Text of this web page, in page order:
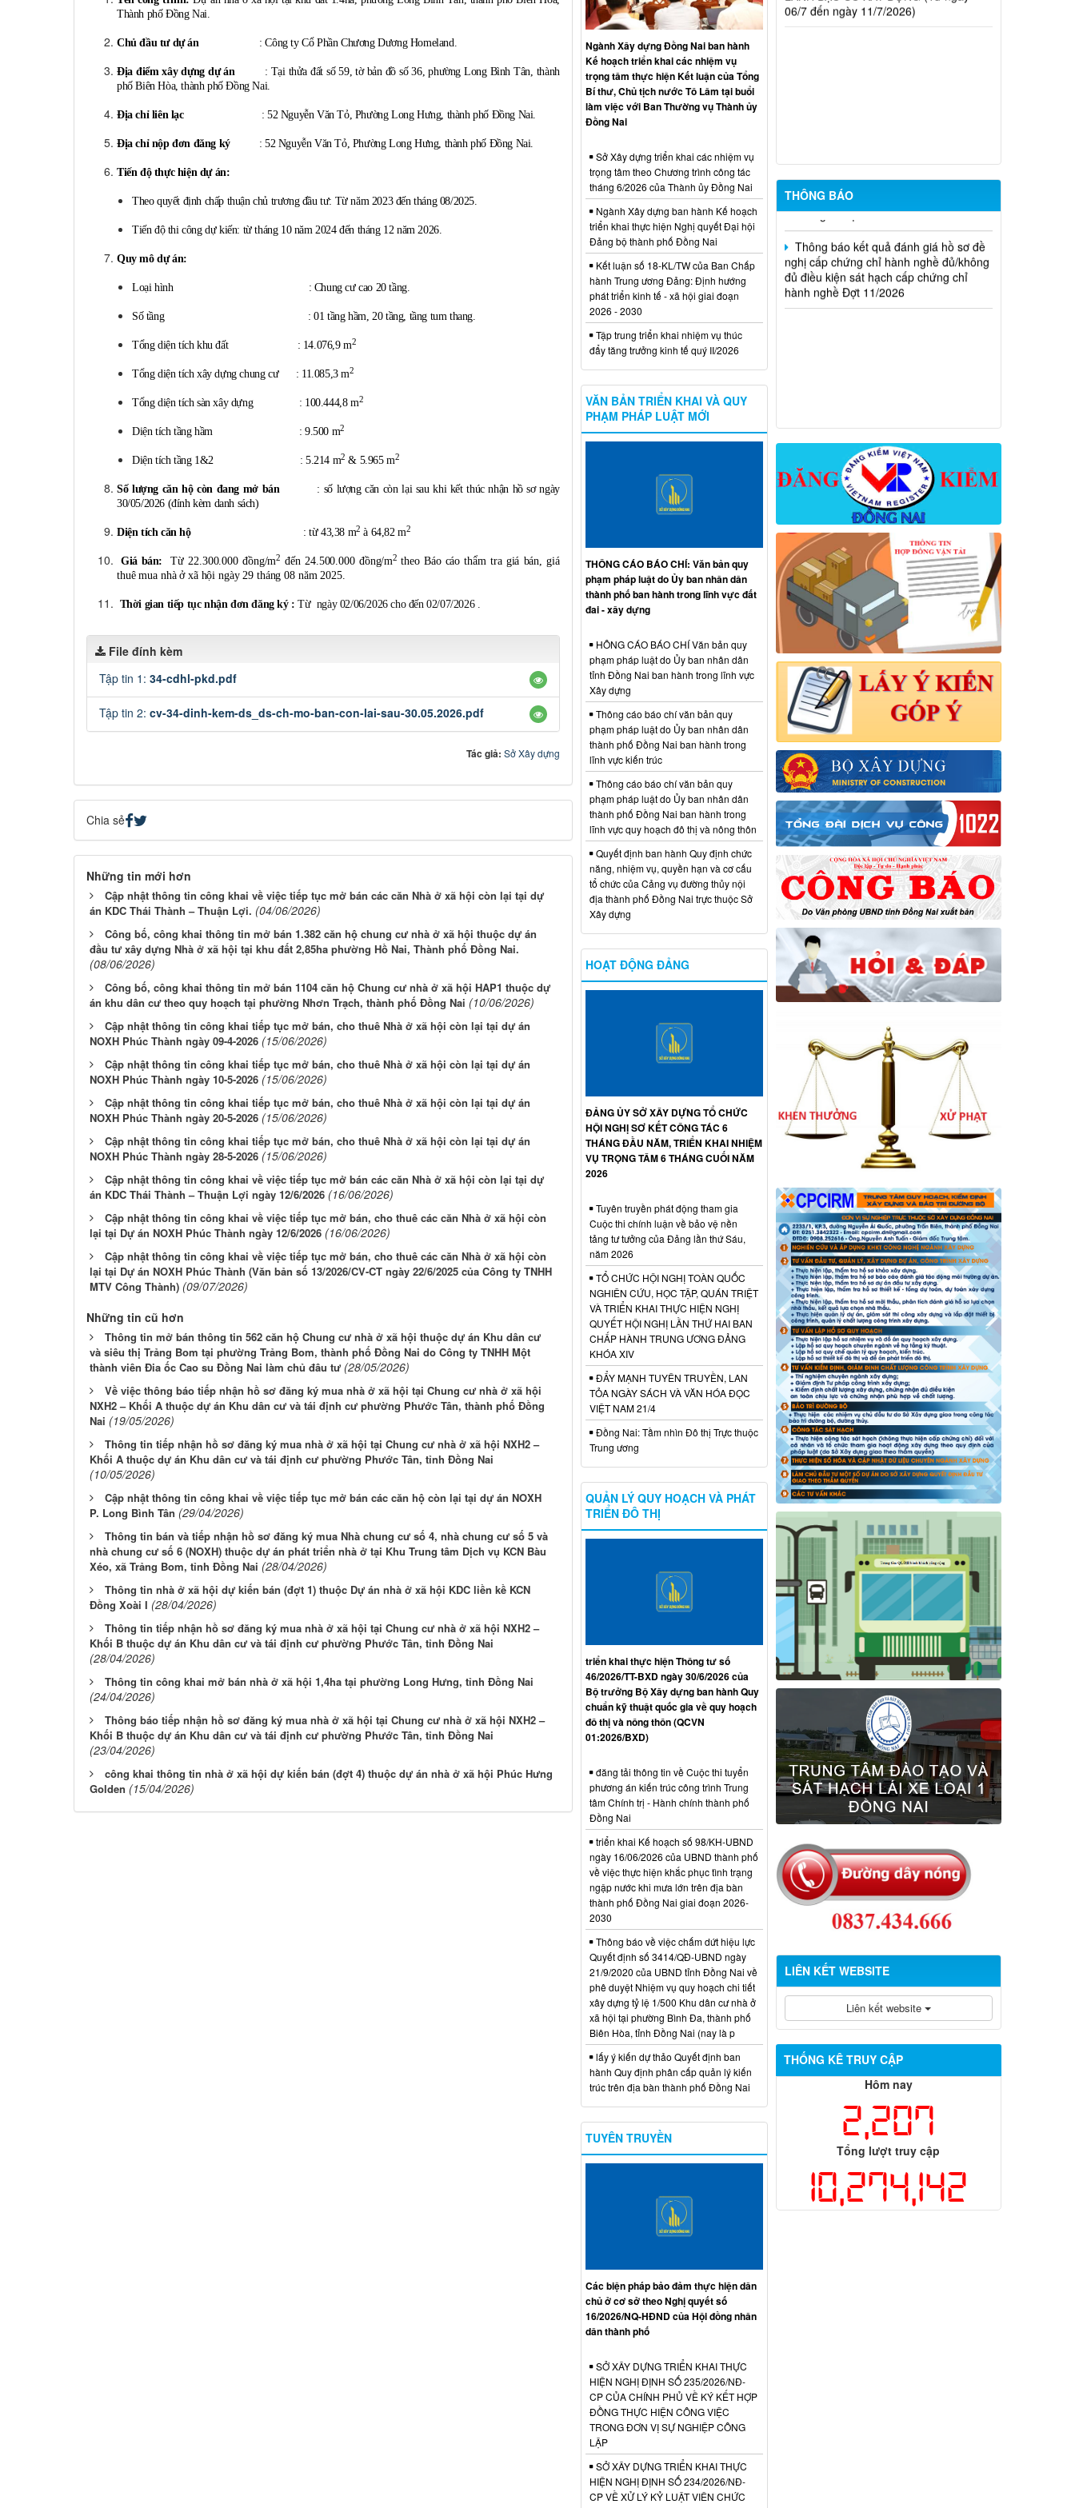
Thành phố Đồng Nai.
Chủ đầu tư dự án: Công ty Cổ Phần Chương Dương Homeland.
Địa điểm xây dựng dự án: Tại thửa đất số 59, tờ bản đồ số 36, phường Long Bình Tân, thành
phố Biên Hòa, thành phố Đồng Nai.
Địa chỉ liên lạc : 52 Nguyễn Văn Tỏ, Phường Long Hưng, thành phố Đồng Nai.
Địa chỉ nộp đơn đăng ký: 52 Nguyễn Văn Tỏ, Phường Long Hưng, thành phố Đồng Nai.
Tiến độ thực hiện dự án:
Theo quyết định chấp thuận chủ trương đầu tư: Từ năm 2023 đến tháng 08/2025.
Tiếnđộ thi công dự kiến: từ tháng 10 năm 2024 đến tháng 12năm 2026.
Quy mô dự án:
Loại hình : Chung cư cao 20 tầng.
Số tầng : 01 tầng hầm, 20 tầng, tầng tum thang.
Tổng diện tích khu đất : 14.076,9 m2
Tổng diện tích xây dựng chung cư : 11.085,3 m2
Tổng diện tích sàn xây dựng : 100.444,8 m2
Diện tích tầng hầm : 9.500 m2
Diện tích tầng 1&2 : 5.214 m2 & 5.965 m2
Số lượng căn hộ còn đang mở bán: số lượng căn còn lại sau khi kết thúc nhận hồ sơ ngày
30/05/2026 (đính kèm danh sách)
Diện tích căn hộ: từ 43,38 m2 à 64,82 m2
Giá bán: Từ 22.300.000 đồng/m2 đến 24.500.000 đồng/m2theo Báo cáo thẩm tra giá bán, giá
thuê mua nhà ở xã hội ngày 29 tháng 08 năm 2025.
Thời gian tiếp tục nhận đơn đăng ký : Từ ngày 02/06/2026 cho đến 02/07/2026 .
File đính kèm
Tập tin 1: 34-cdhl-pkd.pdf
Tập tin 2: cv-34-dinh-kem-ds_ds-ch-mo-ban-con-lai-sau-30.05.2026.pdf
Tác giả: Sở Xây dựng
Chia sẻ
Những tin mới hơn
Cập nhật thông tin công khai về việc tiếp tục mở bán các căn Nhà ở xã hội còn lại tại dự
án KDC Thái Thành – Thuận Lợi. (04/06/2026)
Công bố, công khai thông tin mở bán 1.382 căn hộ chung cư nhà ở xã hội thuộc dự án
đầu tư xây dựng Nhà ở xã hội tại khu đất 2,85ha phường Hồ Nai, Thành phố Đồng Nai.
(08/06/2026)
Công bố, công khai thông tin mở bán 1104 căn hộ Chung cư nhà ở xã hội HAP1 thuộc dự
án khu dân cư theo quy hoạch tại phường Nhơn Trạch, thành phố Đồng Nai (10/06/2026)
Cập nhật thông tin công khai tiếp tục mở bán, cho thuê Nhà ở xã hội còn lại tại dự án
NOXH Phúc Thành ngày 09-4-2026 (15/06/2026)
Cập nhật thông tin công khai tiếp tục mở bán, cho thuê Nhà ở xã hội còn lại tại dự án
NOXH Phúc Thành ngày 10-5-2026 (15/06/2026)
Cập nhật thông tin công khai tiếp tục mở bán, cho thuê Nhà ở xã hội còn lại tại dự án
NOXH Phúc Thành ngày 20-5-2026 (15/06/2026)
Cập nhật thông tin công khai tiếp tục mở bán, cho thuê Nhà ở xã hội còn lại tại dự án
NOXH Phúc Thành ngày 28-5-2026 (15/06/2026)
Cập nhật thông tin công khai về việc tiếp tục mở bán các căn Nhà ở xã hội còn lại tại dự
án KDC Thái Thành – Thuận Lợi ngày 12/6/2026 (16/06/2026)
Cập nhật thông tin công khai về việc tiếp tục mở bán, cho thuê các căn Nhà ở xã hội còn
lại tại Dự án NOXH Phúc Thành ngày 12/6/2026 (16/06/2026)
Cập nhật thông tin công khai về việc tiếp tục mở bán, cho thuê các căn Nhà ở xã hội còn
lại tại Dự án NOXH Phúc Thành (Văn bản số 13/2026/CV-CT ngày 22/6/2025 của Công ty TNHH
MTV Công Thành) (09/07/2026)
Những tin cũ hơn
Thông tin mở bán thông tin 562 căn hộ Chung cư nhà ở xã hội thuộc dự án Khu dân cư
và siêu thị Trảng Bom tại phường Trảng Bom, thành phố Đồng Nai do Công ty TNHH Một
thành viên Đia ốc Cao su Đồng Nai làm chủ đâu tư (28/05/2026)
Về việc thông báo tiếp nhận hồ sơ đăng ký mua nhà ở xã hội tại Chung cư nhà ở xã hội
NXH2 – Khối A thuộc dự án Khu dân cư và tái định cư phường Phước Tân, thành phố Đồng
Nai (19/05/2026)
Thông tin tiếp nhận hồ sơ đăng ký mua nhà ở xã hội tại Chung cư nhà ở xã hội NXH2 –
Khối A thuộc dự án Khu dân cư và tái định cư phường Phước Tân, tỉnh Đồng Nai
(10/05/2026)
Cập nhật thông tin công khai về việc tiếp tục mở bán các căn hộ còn lại tại dự án NOXH
P. Long Bình Tân (29/04/2026)
Thông tin bán và tiếp nhận hồ sơ đăng ký mua Nhà chung cư số 4, nhà chung cư số 5 và
nhà chung cư số 6 (NOXH) thuộc dự án phát triển nhà ở tại Khu Trung tâm Dịch vụ KCN Bàu
Xéo, xã Trảng Bom, tỉnh Đồng Nai (28/04/2026)
Thông tin nhà ở xã hội dự kiến bán (đợt 1) thuộc Dự án nhà ở xã hội KDC liền kề KCN
Đồng Xoài I (28/04/2026)
Thông tin tiếp nhận hồ sơ đăng ký mua nhà ở xã hội tại Chung cư nhà ở xã hội NXH2 –
Khối B thuộc dự án Khu dân cư và tái định cư phường Phước Tân, tỉnh Đồng Nai
(28/04/2026)
Thông tin công khai mở bán nhà ở xã hội 1,4ha tại phường Long Hưng, tỉnh Đồng Nai
(24/04/2026)
Thông báo tiếp nhận hồ sơ đăng ký mua nhà ở xã hội tại Chung cư nhà ở xã hội NXH2 –
Khối B thuộc dự án Khu dân cư và tái định cư phường Phước Tân, tỉnh Đồng Nai
(23/04/2026)
công khai thông tin nhà ở xã hội dự kiến bán (đợt 4) thuộc dự án nhà ở xã hội Phúc Hưng
Golden (15/04/2026)
THÔNG BÁO
(hoặc không đủ) điều kiện cấp chứng chỉ
hành nghề hoạt động xây dựng (Đợt
nghị cấp chứng chỉ hành nghề đủ/không
đủ điều kiện sát hạch cấp chứng chỉ
hành nghề Đợt 10/2026
Thông báo kết quả đánh giá hồ sơ đề
nghị cấp chứng chỉ hành nghề đủ/không
đủ điều kiện sát hạch cấp chứng chỉ
hành nghề Đợt 11/2026
LIÊN KẾT WEBSITE
Liên kết website
THỐNG KÊ TRUY CẬP
Hôm nay
2,207
Tổng lượt truy cập
10,274,142
Ngành Xây dựng Đồng Nai ban hành
Kế hoạch triển khai các nhiệm vụ
trọng tâm thực hiện Kết luận của Tổng
Bí thư, Chủ tịch nước Tô Lâm tại buổi
làm việc với Ban Thường vụ Thành ủy
Đồng Nai
Sở Xây dựng triển khai các nhiệm vụ
trọng tâm theo Chương trình công tác
tháng 6/2026 của Thành ủy Đồng Nai
Ngành Xây dựng ban hành Kế hoạch
triển khai thực hiện Nghị quyết Đại hội
Đảng bộ thành phố Đồng Nai
Kết luận số 18-KL/TW của Ban Chấp
hành Trung ương Đảng: Định hướng
phát triển kinh tế - xã hội giai đoạn
2026 - 2030
Tập trung triển khai nhiệm vụ thúc
đẩy tăng trưởng kinh tế quý II/2026
VĂN BẢN TRIỂN KHAI VÀ QUY
PHẠM PHÁP LUẬT MỚI
THÔNG CÁO BÁO CHÍ: Văn bản quy
phạm pháp luật do Ủy ban nhân dân
thành phố ban hành trong lĩnh vực đất
đai - xây dựng
HÔNG CÁO BÁO CHÍ Văn bản quy
phạm pháp luật do Ủy ban nhân dân
tỉnh Đồng Nai ban hành trong lĩnh vực
Xây dựng
Thông cáo báo chí văn bản quy
phạm pháp luật do Ủy ban nhân dân
thành phố Đồng Nai ban hành trong
lĩnh vực kiến trúc
Thông cáo báo chí văn bản quy
phạm pháp luật do Ủy ban nhân dân
thành phố Đồng Nai ban hành trong
lĩnh vực quy hoạch đô thị và nông thôn
Quyết định ban hành Quy định chức
năng, nhiệm vụ, quyền hạn và cơ cấu
tổ chức của Cảng vụ đường thủy nội
địa thành phố Đồng Nai trực thuộc Sở
Xây dựng
HOẠT ĐỘNG ĐẢNG
ĐẢNG ỦY SỞ XÂY DỰNG TỔ CHỨC
HỘI NGHỊ SƠ KẾT CÔNG TÁC 6
THÁNG ĐẦU NĂM, TRIỂN KHAI NHIỆM
VỤ TRỌNG TÂM 6 THÁNG CUỐI NĂM
2026
Tuyên truyền phát động tham gia
Cuộc thi chính luận về bảo vệ nền
tảng tư tưởng của Đảng lần thứ Sáu,
năm 2026
TỔ CHỨC HỘI NGHỊ TOÀN QUỐC
NGHIÊN CỨU, HỌC TẬP, QUÁN TRIỆT
VÀ TRIỂN KHAI THỰC HIỆN NGHỊ
QUYẾT HỘI NGHỊ LẦN THỨ HAI BAN
CHẤP HÀNH TRUNG ƯƠNG ĐẢNG
KHÓA XIV
ĐẨY MẠNH TUYÊN TRUYỀN, LAN
TỎA NGÀY SÁCH VÀ VĂN HÓA ĐỌC
VIỆT NAM 21/4
Đồng Nai: Tầm nhìn Đô thị Trực thuộc
Trung ương
QUẢN LÝ QUY HOẠCH VÀ PHÁT
TRIỂN ĐÔ THỊ
triển khai thực hiện Thông tư số
46/2026/TT-BXD ngày 30/6/2026 của
Bộ trưởng Bộ Xây dựng ban hành Quy
chuẩn kỹ thuật quốc gia về quy hoạch
đô thị và nông thôn (QCVN
01:2026/BXD)
đăng tải thông tin về Cuộc thi tuyển
phương án kiến trúc công trình Trung
tâm Chính trị - Hành chính thành phố
Đồng Nai
triển khai Kế hoạch số 98/KH-UBND
ngày 16/06/2026 của UBND thành phố
về việc thực hiện khắc phục tình trạng
ngập nước khi mưa lớn trên địa bàn
thành phố Đồng Nai giai đoạn 2026-
2030
Thông báo về việc chấm dứt hiệu lực
Quyết định số 3414/QĐ-UBND ngày
21/9/2020 của UBND tỉnh Đồng Nai về
phê duyệt Nhiệm vụ quy hoạch chi tiết
xây dựng tỷ lệ 1/500 Khu dân cư nhà ở
xã hội tại phường Bình Đa, thành phố
Biên Hòa, tỉnh Đồng Nai (nay là p
lấy ý kiến dự thảo Quyết định ban
hành Quy định phân cấp quản lý kiến
trúc trên địa bàn thành phố Đồng Nai
TUYÊN TRUYỀN
Các biện pháp bảo đảm thực hiện dân
chủ ở cơ sở theo Nghị quyết số
16/2026/NQ-HĐND của Hội đồng nhân
dân thành phố
SỞ XÂY DỰNG TRIỂN KHAI THỰC
HIỆN NGHỊ ĐỊNH SỐ 235/2026/NĐ-
CP CỦA CHÍNH PHỦ VỀ KÝ KẾT HỢP
ĐỒNG THỰC HIỆN CÔNG VIỆC
TRONG ĐƠN VỊ SỰ NGHIỆP CÔNG
LẬP
SỞ XÂY DỰNG TRIỂN KHAI THỰC
HIỆN NGHỊ ĐỊNH SỐ 234/2026/NĐ-
CP VỀ XỬ LÝ KỶ LUẬT VIÊN CHỨC